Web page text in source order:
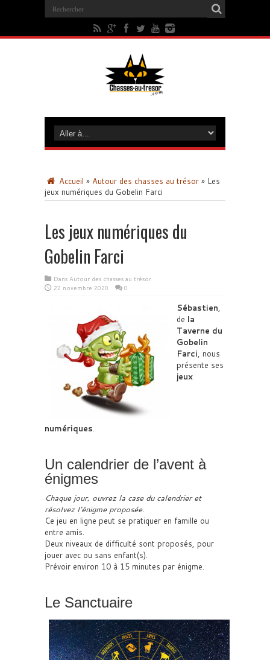
Accueil » Autour des chasses au trésor » Les
jeux numériques du Gobelin Farci
Les jeux numériques du
Gobelin Farci
Dans Autour des chasses au trésor
22 novembre 2020
0
Sébastien,
de la
Taverne du
Gobelin
Farci, nous
présente ses
jeux
numériques.
Un calendrier de l’avent à
énigmes
Chaque jour, ouvrez la case du calendrier et
résolvez l’énigme proposée.
Ce jeu en ligne peut se pratiquer en famille ou
entre amis.
Deux niveaux de difficulté sont proposés, pour
jouer avec ou sans enfant(s).
Prévoir environ 10 à 15 minutes par énigme.
Le Sanctuaire